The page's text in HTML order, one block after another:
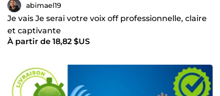
abimael19
Je vais Je serai votre voix off professionnelle, claire
et captivante
À partir de 18,82 $US